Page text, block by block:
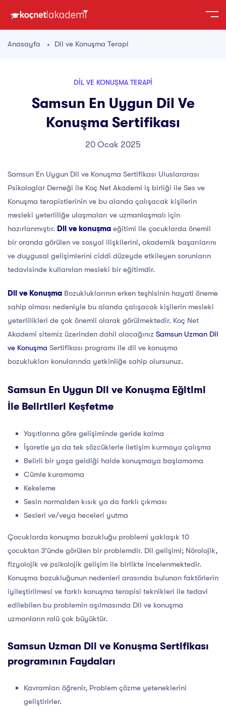
Anasayfa Dil ve Konuşma Terapi
DIL VE KONUŞMA TERAPI
Samsun En Uygun Dil Ve
Konuşma Sertifikası
20 Ocak 2025
Samsun En Uygun Dil ve Konuşma Sertifikası Uluslararası
Psikologlar Derneği ile Koç Net Akademi iş birliği ile Ses ve
Konuşma terapistlerinin ve bu alanda çalışacak kişilerin
mesleki yeterliliğe ulaşmaları ve uzmanlaşmalı için
hazırlanmıştır. Dil ve konuşma eğitimi ile çocuklarda önemli
bir oranda görülen ve sosyal ilişkilerini, akademik başarılarını
ve duygusal gelişimlerini ciddi düzeyde etkileyen sorunların
tedavisinde kullanılan mesleki bir eğitimdir.
Dil ve Konuşma Bozukluklarının erken teşhisinin hayati öneme
sahip olması nedeniyle bu alanda çalışacak kişilerin mesleki
yeterlilikleri de çok önemli olarak görülmektedir. Koç Net
Akademi sitemiz üzerinden dahil olacağınız Samsun Uzman Dil
ve Konuşma Sertifikası programı ile dil ve konuşma
bozuklukları konularında yetkinliğe sahip olursunuz.
Samsun En Uygun Dil ve Konuşma Eğitimi
İle Belirtileri Keşfetme
Yaşıtlarına göre gelişiminde geride kalma
İşaretle ya da tek sözcüklerle iletişim kurmaya çalışma
Belirli bir yaşa geldiği halde konuşmaya başlamama
Cümle kuramama
Kekeleme
Sesin normalden kısık ya da farklı çıkması
Sesleri ve/veya heceleri yutma
Çocuklarda konuşma bozukluğu problemi yaklaşık 10
çocuktan 3’ünde görülen bir problemdir. Dil gelişimi; Nörolojik,
fizyolojik ve psikolojik gelişim ile birlikte incelenmektedir.
Konuşma bozukluğunun nedenleri arasında bulunan faktörlerin
iyileştirilmesi ve farklı konuşma terapisi teknikleri ile tedavi
edilebilen bu problemin aşılmasında Dil ve konuşma
uzmanların rolü çok büyüktür.
Samsun Uzman Dil ve Konuşma Sertifikası
programının Faydaları
Kavramları öğrenir, Problem çözme yeteneklerini
geliştirirler.